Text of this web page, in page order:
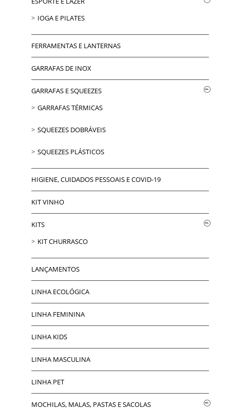
IOGA E PILATES
FERRAMENTAS E LANTERNAS
GARRAFAS DE INOX
GARRAFAS E SQUEEZES
GARRAFAS TÉRMICAS
SQUEEZES DOBRÁVEIS
SQUEEZES PLÁSTICOS
HIGIENE, CUIDADOS PESSOAIS E COVID-19
KIT VINHO
KITS
KIT CHURRASCO
LANÇAMENTOS
LINHA ECOLÓGICA
LINHA FEMININA
LINHA KIDS
LINHA MASCULINA
LINHA PET
MOCHILAS, MALAS, PASTAS E SACOLAS